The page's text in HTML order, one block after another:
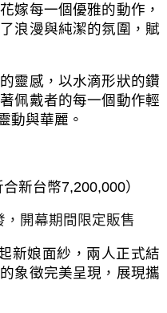
嫁每一個優雅的動作，
浪漫與純潔的氛圍，賦
靈感，以水滴形狀的鑽
佩戴者的每一個動作輕
動與華麗。
合新台幣7,200,000）
，開幕期間限定販售
新娘面紗，兩人正式結
象徵完美呈現，展現攜